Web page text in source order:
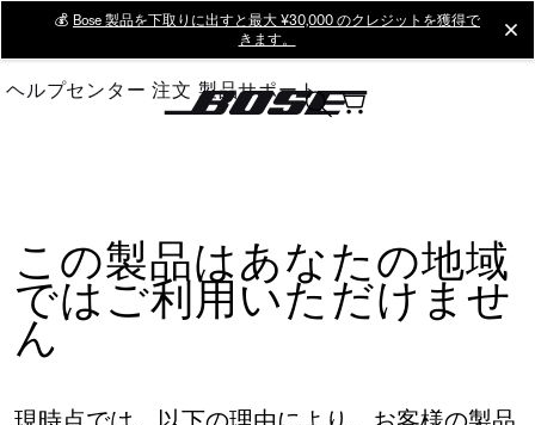
Main
💰 Bose 製品を下取りに出すと最大 ¥30,000 のクレジットを獲得で
きます。
ヘルプセンター 注文 製品サポート
この製品はあなたの地域
ではご利用いただけませ
ん